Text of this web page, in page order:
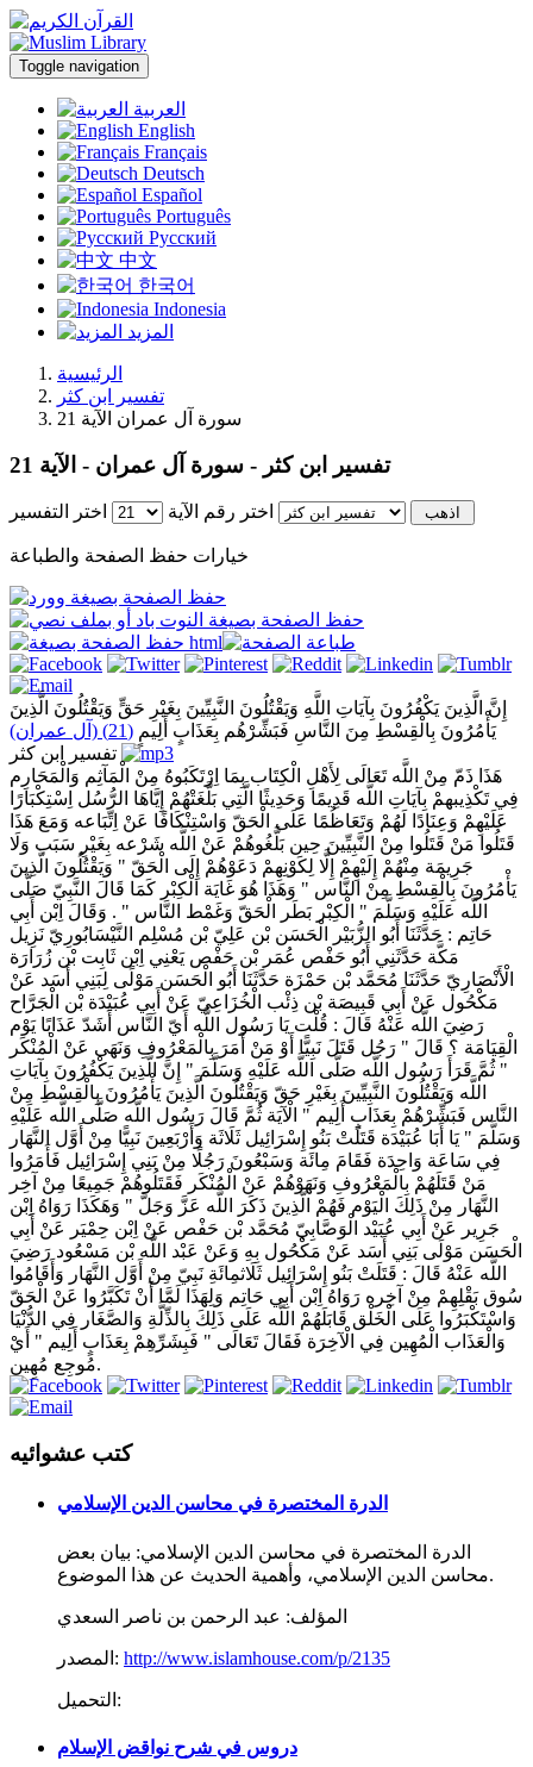
Toggle navigation
العربية
English
Français
Deutsch
Español
Português
Русский
中文
한국어
Indonesia
المزيد
الرئيسية
تفسير ابن كثر
سورة آل عمران الآية 21
تفسير ابن كثر - سورة آل عمران - الآية 21
اختر رقم الآية اختر التفسير
خيارات حفظ الصفحة والطباعة
إِنَّ الَّذِينَ يَكْفُرُونَ بِآيَاتِ اللَّهِ وَيَقْتُلُونَ النَّبِيِّينَ بِغَيْرِ حَقٍّ وَيَقْتُلُونَ الَّذِينَ
يَأْمُرُونَ بِالْقِسْطِ مِنَ النَّاسِ فَبَشِّرْهُم بِعَذَابٍ أَلِيمٍ (21) (آل عمران)
تفسير ابن كثر
هَذَا ذَمّ مِنْ اللَّه تَعَالَى لِأَهْلِ الْكِتَاب بِمَا اِرْتَكَبُوهُ مِنْ الْمَآثِم وَالْمَحَارِم
فِي تَكْذِيبهمْ بِآيَاتِ اللَّه قَدِيمًا وَحَدِيثًا الَّتِي بَلَّغَتْهُمْ إِيَّاهَا الرُّسُل اِسْتِكْبَارًا
عَلَيْهِمْ وَعِنَادًا لَهُمْ وَتَعَاظُمًا عَلَى الْحَقّ وَاسْتِنْكَافًا عَنْ اِتِّبَاعه وَمَعَ هَذَا
قَتَلُوا مَنْ قَتَلُوا مِنْ النَّبِيِّينَ حِين بَلَّغُوهُمْ عَنْ اللَّه شَرْعه بِغَيْرِ سَبَب وَلَا
جَرِيمَة مِنْهُمْ إِلَيْهِمْ إِلَّا لِكَوْنِهِمْ دَعَوْهُمْ إِلَى الْحَقّ " وَيَقْتُلُونَ الَّذِينَ
يَأْمُرُونَ بِالْقِسْطِ مِنْ النَّاس " وَهَذَا هُوَ غَايَة الْكِبْر كَمَا قَالَ النَّبِيّ صَلَّى
اللَّه عَلَيْهِ وَسَلَّمَ " الْكِبْر بَطَر الْحَقّ وَغَمْط النَّاس " . وَقَالَ اِبْن أَبِي
حَاتِم : حَدَّثَنَا أَبُو الزُّبَيْر الْحَسَن بْن عَلِيّ بْن مُسْلِم النَّيْسَابُورِيّ نَزِيل
مَكَّة حَدَّثَنِي أَبُو حَفْص عُمَر بْن حَفْص يَعْنِي اِبْن ثَابِت بْن زُرَارَة
الْأَنْصَارِيّ حَدَّثَنَا مُحَمَّد بْن حَمْزَة حَدَّثَنَا أَبُو الْحَسَن مَوْلًى لِبَنِي أَسَد عَنْ
مَكْحُول عَنْ أَبِي قَبِيصَة بْن ذِئْب الْخُزَاعِيّ عَنْ أَبِي عُبَيْدَة بْن الْجَرَّاح
رَضِيَ اللَّه عَنْهُ قَالَ : قُلْت يَا رَسُول اللَّه أَيّ النَّاس أَشَدّ عَذَابًا يَوْم
الْقِيَامَة ؟ قَالَ " رَجُل قَتَلَ نَبِيًّا أَوْ مَنْ أَمَرَ بِالْمَعْرُوفِ وَنَهَى عَنْ الْمُنْكَر
" ثُمَّ قَرَأَ رَسُول اللَّه صَلَّى اللَّه عَلَيْهِ وَسَلَّمَ " إِنَّ الَّذِينَ يَكْفُرُونَ بِآيَاتِ
اللَّه وَيَقْتُلُونَ النَّبِيِّينَ بِغَيْرِ حَقّ وَيَقْتُلُونَ الَّذِينَ يَأْمُرُونَ بِالْقِسْطِ مِنْ
النَّاس فَبَشِّرْهُمْ بِعَذَابٍ أَلِيم " الْآيَة ثُمَّ قَالَ رَسُول اللَّه صَلَّى اللَّه عَلَيْهِ
وَسَلَّمَ " يَا أَبَا عُبَيْدَة قَتَلَتْ بَنُو إِسْرَائِيل ثَلَاثَة وَأَرْبَعِينَ نَبِيًّا مِنْ أَوَّل النَّهَار
فِي سَاعَة وَاحِدَة فَقَامَ مِائَة وَسَبْعُونَ رَجُلًا مِنْ بَنِي إِسْرَائِيل فَأَمَرُوا
مَنْ قَتَلَهُمْ بِالْمَعْرُوفِ وَنَهَوْهُمْ عَنْ الْمُنْكَر فَقَتَلُوهُمْ جَمِيعًا مِنْ آخِر
النَّهَار مِنْ ذَلِكَ الْيَوْم فَهُمْ الَّذِينَ ذَكَرَ اللَّه عَزَّ وَجَلَّ " وَهَكَذَا رَوَاهُ اِبْن
جَرِير عَنْ أَبِي عُبَيْد الْوَصَّابِيّ مُحَمَّد بْن حَفْص عَنْ اِبْن حِمْيَر عَنْ أَبِي
الْحَسَن مَوْلَى بَنِي أَسَد عَنْ مَكْحُول بِهِ وَعَنْ عَبْد اللَّه بْن مَسْعُود رَضِيَ
اللَّه عَنْهُ قَالَ : قَتَلَتْ بَنُو إِسْرَائِيل ثَلَاثمِائَةِ نَبِيّ مِنْ أَوَّل النَّهَار وَأَقَامُوا
سُوق بَقْلِهِمْ مِنْ آخِره رَوَاهُ اِبْن أَبِي حَاتِم وَلِهَذَا لَمَّا أَنْ تَكَبَّرُوا عَنْ الْحَقّ
وَاسْتَكْبَرُوا عَلَى الْخَلْق قَابَلَهُمْ اللَّه عَلَى ذَلِكَ بِالذِّلَّةِ وَالصَّغَار فِي الدُّنْيَا
وَالْعَذَاب الْمُهِين فِي الْآخِرَة فَقَالَ تَعَالَى " فَبِشَرِّهِمْ بِعَذَابٍ أَلِيم " أَيْ
مُوجِع مُهِين.
كتب عشوائيه
الدرة المختصرة في محاسن الدين الإسلامي
الدرة المختصرة في محاسن الدين الإسلامي: بيان بعض
محاسن الدين الإسلامي، وأهمية الحديث عن هذا الموضوع.
المؤلف: عبد الرحمن بن ناصر السعدي
المصدر: http://www.islamhouse.com/p/2135
التحميل:
دروس في شرح نواقض الإسلام